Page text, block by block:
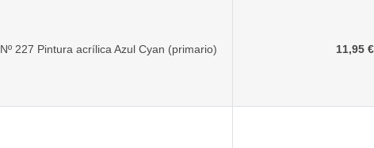
Nº 227 Pintura acrílica Azul Cyan (primario) 11,95 €